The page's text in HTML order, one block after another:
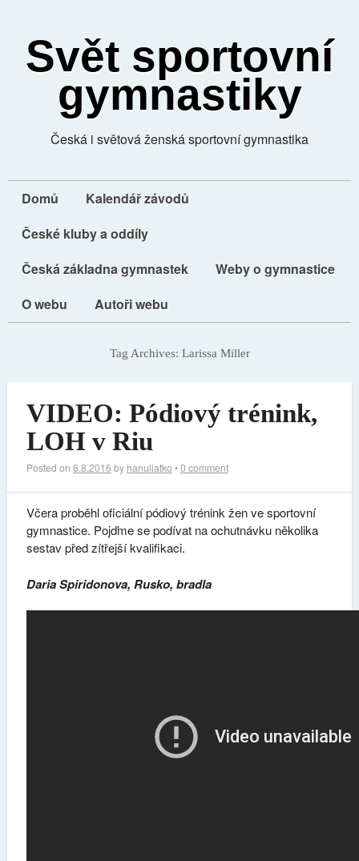
Svět sportovní
gymnastiky
Česká i světová ženská sportovní gymnastika
Domů
Kalendář závodů
České kluby a oddíly
Česká základna gymnastek
Weby o gymnastice
O webu
Autoři webu
Tag Archives: Larissa Miller
VIDEO: Pódiový trénink,
LOH v Riu
Posted on 6.8.2016 by hanuliatko •0 comment
Včera proběhl oficiální pódiový trénink žen ve sportovní
gymnastice. Pojďme se podívat na ochutnávku několika
sestav před zítřejší kvalifikaci.
Daria Spiridonova, Rusko, bradla